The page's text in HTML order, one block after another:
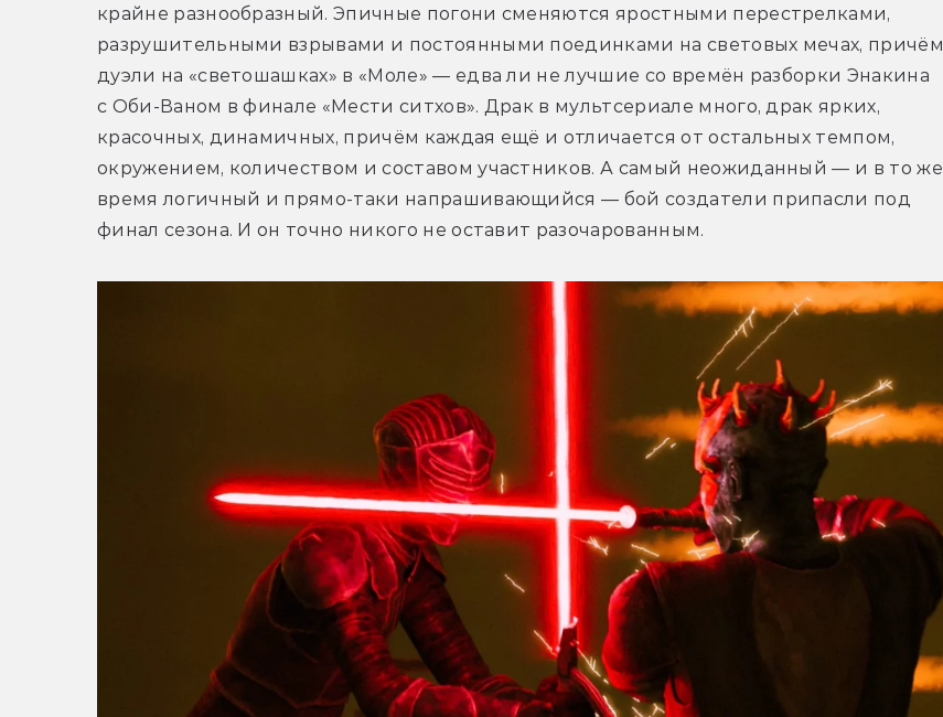
крайне разнообразный. Эпичные погони сменяются яростными перестрелками,
разрушительными взрывами и постоянными поединками на световых мечах, причём
дуэли на «светошашках» в «Моле» — едва ли не лучшие со времён разборки Энакина
с Оби-Ваном в финале «Мести ситхов». Драк в мультсериале много, драк ярких,
красочных, динамичных, причём каждая ещё и отличается от остальных темпом,
окружением, количеством и составом участников. А самый неожиданный — и в то же
время логичный и прямо-таки напрашивающийся — бой создатели припасли под
финал сезона. И он точно никого не оставит разочарованным.